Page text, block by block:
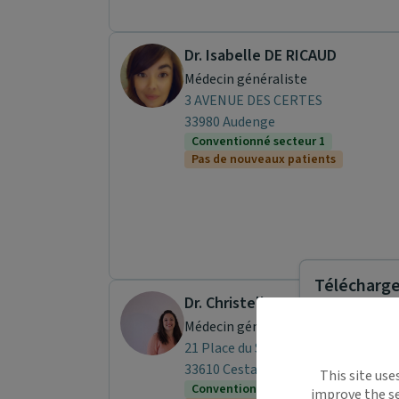
Dr. Isabelle DE RICAUD
Médecin généraliste
3 AVENUE DES CERTES
33980 Audenge
Conventionné secteur 1
Pas de nouveaux patients
Dr. Christelle RENOIR
Médecin généraliste
21 Place du Souvenir
33610 Cestas
Conventionné secteur 1
This site
improve the